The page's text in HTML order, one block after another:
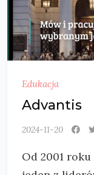
Edukacja
Advantis
2024-11-20
Od 2001